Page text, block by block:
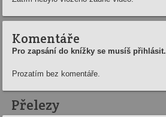
Komentáře
Pro zapsání do knížky se musíš přihlásit.
Prozatím bez komentáře.
Přelezy